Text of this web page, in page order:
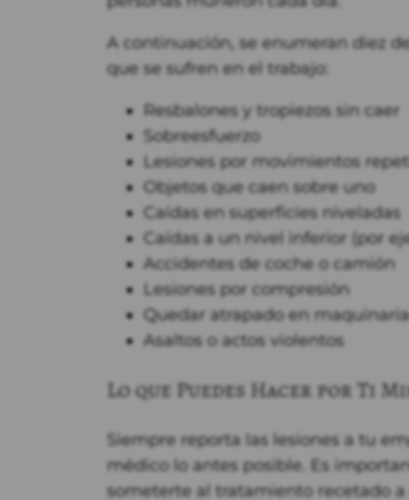
A continuación, se enumeran diez
que se sufren en el trabajo:
Resbalones y tropiezos sin caer
Sobreesfuerzo
Lesiones por movimientos
Objetos que caen sobre uno
Caídas en superficies niveladas
Caídas a un nivel inferior (por
Accidentes de coche o camión
Lesiones por compresión
Quedar atrapado en maquinaria
Asaltos o actos violentos
Lo que Puedes Hacer por Ti
Siempre reporta las lesiones a tu
médico lo antes posible. Es
someterte al tratamiento recetado a